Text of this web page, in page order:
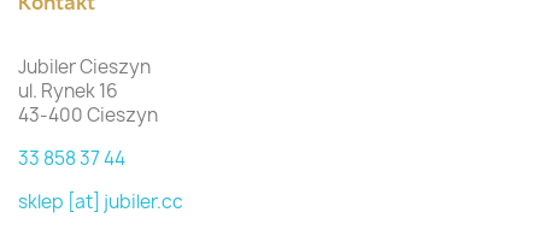
Jubiler Cieszyn
ul. Rynek 16
43-400 Cieszyn
33 858 37 44
sklep [at] jubiler.cc